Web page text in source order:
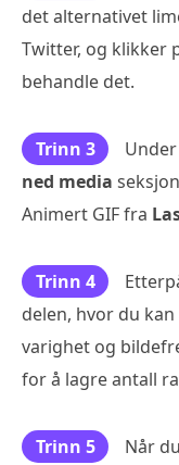
det alternativet
Twitter, og klikker
behandle det.
Trinn 3
ned media
Animert GIF fra
Trinn 4
delen, hvor du
varighet og
for å lagre antall
Trinn 5
Når